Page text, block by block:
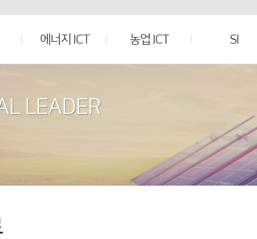
에너지 ICT 농업 ICT SI
LEADER